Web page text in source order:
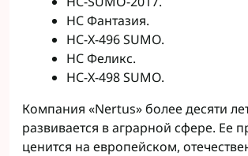
НС Фантазия.
НС-Х-496 SUMO.
НС Феликс.
НС-Х-498 SUMO.
Компания «Nertus» более десяти
развивается в аграрной сфере. Ее
ценится на европейском,